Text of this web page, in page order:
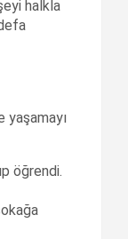
halkla
öğrendi.